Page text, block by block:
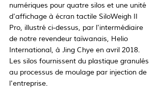
numériques pour quatre silos et une unité
d'affichage à écran tactile SiloWeigh II
Pro, illustré ci-dessus, par l'intermédiaire
de notre revendeur taïwanais, Helio
International, à Jing Chye en avril 2018.
Les silos fournissent du plastique granulés
au processus de moulage par injection de
l'entreprise.